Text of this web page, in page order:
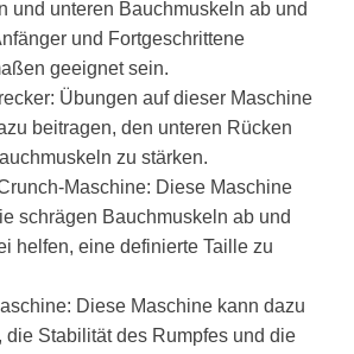
und unteren Bauchmuskeln ab und
und Fortgeschrittene
geeignet sein.
Übungen auf dieser Maschine
beitragen, den unteren Rücken
zu stärken.
Maschine: Diese Maschine
schrägen Bauchmuskeln ab und
helfen, eine definierte Taille zu
Diese Maschine kann dazu
die Stabilität des Rumpfes und die